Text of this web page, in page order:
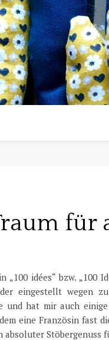
für
„100 idées“ bzw.
eingestellt wegen
und hat mir auch
eine Französin fast
absoluter Stöbergenuss